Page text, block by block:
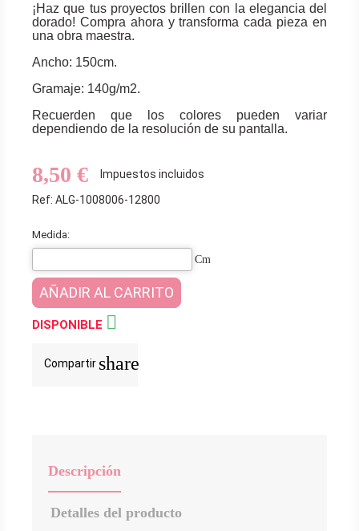
¡Haz que tus proyectos brillen con la elegancia del
dorado! Compra ahora y transforma cada pieza en
una obra maestra.
Ancho: 150cm.
Gramaje: 140g/m2.
Recuerden que los colores pueden variar
dependiendo de la resolución de su pantalla.
8,50 €
Impuestos incluidos
Ref: ALG-1008006-12800
Medida:
Cm
AÑADIR AL CARRITO
DISPONIBLE 
Compartir share
Descripción
Detalles del producto